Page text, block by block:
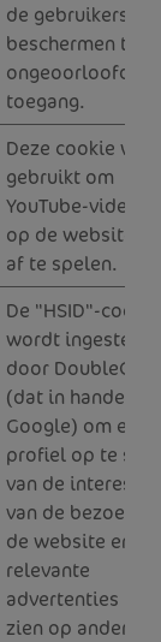
de gebruikers te
beschermen
ongeoorloofde
toegang.
Deze cookie
gebruikt om
YouTube-
op de website
af te spelen.
De "HSID"-cookie
wordt ingesteld
door DoubleClick
(dat in handen is
Google) om een
profiel op te
van de interesses
van de bezoeker
de website en
relevante
advertenties te
zien op andere